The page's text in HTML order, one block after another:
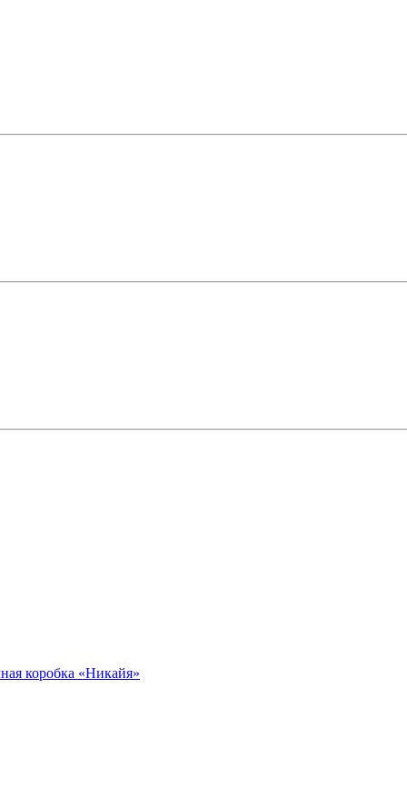
коробка «Никайя»